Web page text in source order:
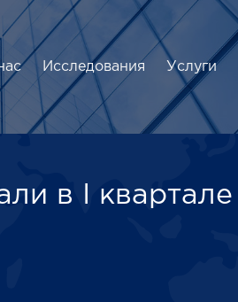
Исследования Услуги
в I